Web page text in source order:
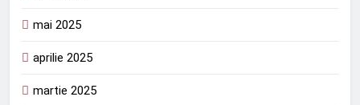
mai 2025
aprilie 2025
martie 2025